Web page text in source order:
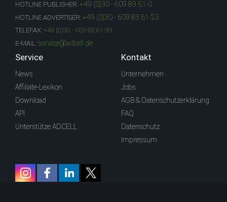
HOTLINE PUBLISHER: +49 (0)30 - 609 83 61-0
HOTLINE ADVERTISER: +49 (0)30 - 609 83 61-23
TELEFAX: +49 (0)30 - 609 83 61-99
E-MAIL: service@adcell.de
Service
News
Affiliate-Lexikon
Download
API
Unterstütze ADCELL
Kontakt
Unternehmen
Jobs
AGB & Datenschutzerklärung
FAQ
Datenschutz
Impressum